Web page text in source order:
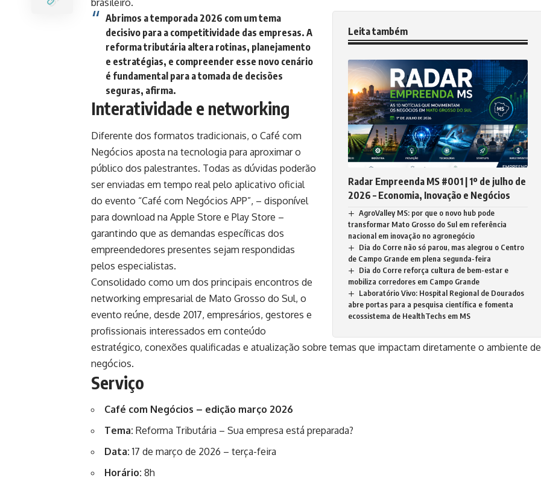
brasileiro.
Leita também
Radar Empreenda MS #001 | 1º de julho de
2026 – Economia, Inovação e Negócios
AgroValley MS: por que o novo hub pode
transformar Mato Grosso do Sul em referência
nacional em inovação no agronegócio
Dia do Corre não só parou, mas alegrou o Centro
de Campo Grande em plena segunda-feira
Dia do Corre reforça cultura de bem-estar e
mobiliza corredores em Campo Grande
Laboratório Vivo: Hospital Regional de Dourados
abre portas para a pesquisa científica e fomenta
ecossistema de HealthTechs em MS
Abrimos a temporada 2026 com um tema
decisivo para a competitividade das empresas. A
reforma tributária altera rotinas, planejamento
e estratégias, e compreender esse novo cenário
é fundamental para a tomada de decisões
seguras, afirma.
Interatividade e networking
Diferente dos formatos tradicionais, o Café com
Negócios aposta na tecnologia para aproximar o
público dos palestrantes. Todas as dúvidas poderão
ser enviadas em tempo real pelo aplicativo oficial
do evento “Café com Negócios APP”, – disponível
para download na Apple Store e Play Store –
garantindo que as demandas específicas dos
empreendedores presentes sejam respondidas
pelos especialistas.
Consolidado como um dos principais encontros de
networking empresarial de Mato Grosso do Sul, o
evento reúne, desde 2017, empresários, gestores e
profissionais interessados em conteúdo
estratégico, conexões qualificadas e atualização sobre temas que impactam diretamente o ambiente de
negócios.
Serviço
Café com Negócios – edição março 2026
Tema: Reforma Tributária – Sua empresa está preparada?
Data: 17 de março de 2026 – terça-feira
Horário: 8h